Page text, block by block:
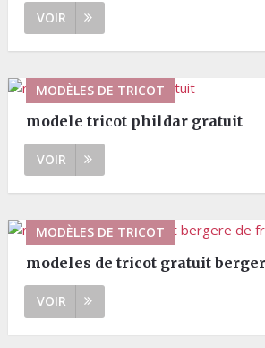
VOIR
MODÈLES DE TRICOT
modele tricot phildar gratuit
VOIR
MODÈLES DE TRICOT
modeles de tricot gratuit
VOIR